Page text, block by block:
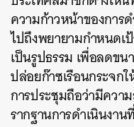
ความก้าวหน้าของการ
ไปถึงพยายามกำหนด
เป็นรูปธรรม เพื่อลดข
ปล่อยก๊าซเรือนกระจก
การประชุมถือว่ามีควา
รากฐานการดำเนินงา